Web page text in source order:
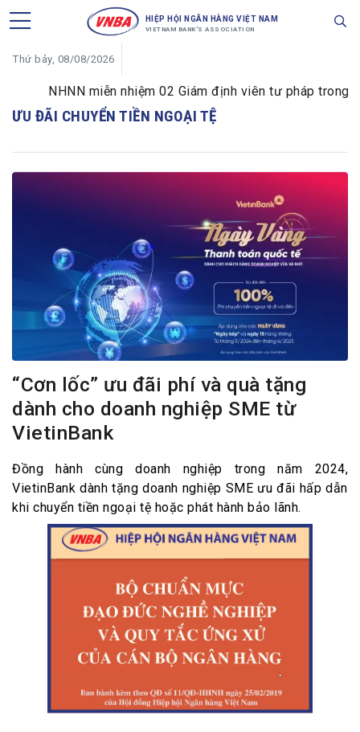
HIỆP HỘI NGÂN HÀNG VIỆT NAM
VIETNAM BANK'S ASSOCIATION
Thứ bảy, 08/08/2026
NHNN miễn nhiệm 02 Giám định viên tư pháp trong
ƯU ĐÃI CHUYỂN TIỀN NGOẠI TỆ
“Cơn lốc” ưu đãi phí và quà tặng
dành cho doanh nghiệp SME từ
VietinBank
Đồng hành cùng doanh nghiệp trong năm 2024,
VietinBank dành tặng doanh nghiệp SME ưu đãi hấp dẫn
khi chuyển tiền ngoại tệ hoặc phát hành bảo lãnh.